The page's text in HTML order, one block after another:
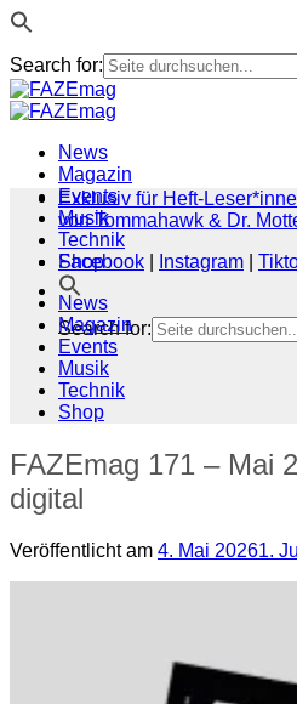
Search for:
Zum
Inhalt
News
Magazin
Events
Musik
Technik
Shop
Search for:
Exklusiv für Heft-
von Tommahawk & Dr.
Facebook
Instagram
News
Magazin
Events
Musik
Technik
Shop
FAZEmag 171 – Mai
digital
Veröffentlicht am 4. Mai 20261.